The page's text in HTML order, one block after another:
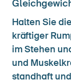
Halten Sie
kräftiger
im Stehen
und
standhaft